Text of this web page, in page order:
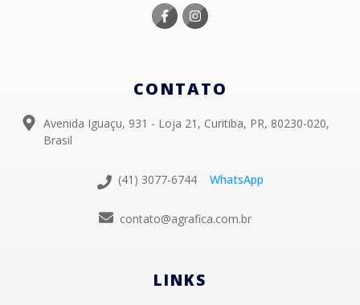
CONTATO
Avenida Iguaçu, 931 - Loja 21, Curitiba, PR, 80230-020,
Brasil
(41) 3077-6744 WhatsApp
contato@agrafica.com.br
LINKS